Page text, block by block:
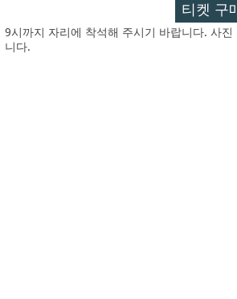
티켓 구
9시까지 자리에 착석해 주시기 바랍니다. 사진
니다.